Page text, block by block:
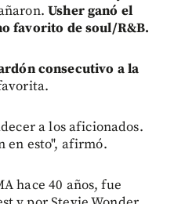
Usher ganó el
favorito de soul/R&B.
consecutivo a la
a los aficionados.
en esto", afirmó.
hace 40 años, fue